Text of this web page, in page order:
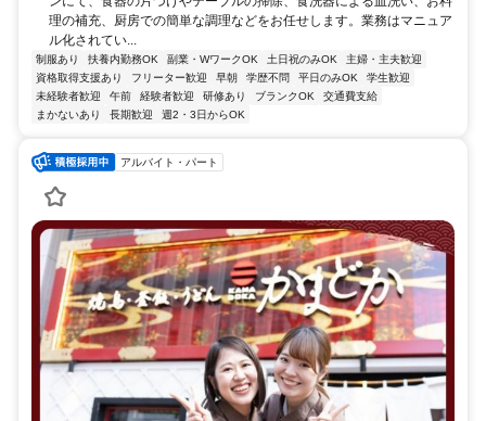
理の補充、厨房での簡単な調理などをお任せします。業務はマニュア
ル化されてい...
制服あり 扶養内勤務OK 副業・WワークOK 土日祝のみOK
主婦・主夫歓迎
資格取得支援あり
フリーター歓迎 早朝 学歴不問 平日のみOK
学生歓迎
未経験者歓迎
午前 経験者歓迎 研修あり ブランクOK
交通費支給
まかないあり
長期歓迎 週2・3日からOK
アルバイト・パート